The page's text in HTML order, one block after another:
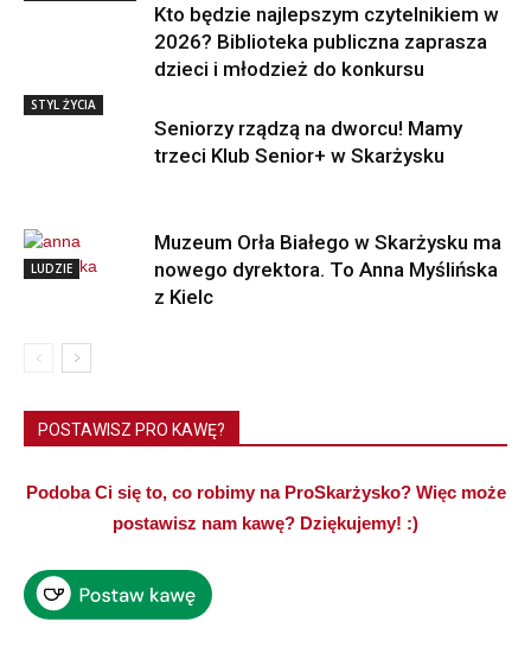
Kto będzie najlepszym czytelnikiem w
2026? Biblioteka publiczna zaprasza
dzieci i młodzież do konkursu
STYL ŻYCIA
Seniorzy rządzą na dworcu! Mamy
trzeci Klub Senior+ w Skarżysku
LUDZIE
Muzeum Orła Białego w Skarżysku ma
nowego dyrektora. To Anna Myślińska
z Kielc
POSTAWISZ PRO KAWĘ?
Podoba Ci się to, co robimy na ProSkarżysko? Więc może
postawisz nam kawę? Dziękujemy! :)